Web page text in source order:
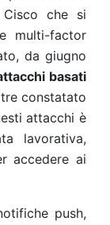
Cisco che si
multi-factor
da giugno
basati
constatato
attacchi è
lavorativa,
accedere ai
push,